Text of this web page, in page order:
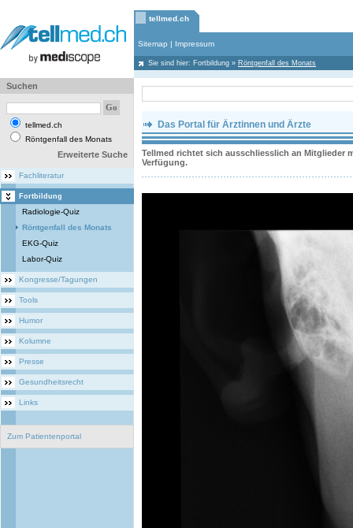
tellmed.ch
Sitemap | Impressum
Sie sind hier: Fortbildung » Röntgenfall des Monats
Suchen
tellmed.ch
Röntgenfall des Monats
Erweiterte Suche
Fachliteratur
Fortbildung
Radiologie-Quiz
Röntgenfall des Monats
EKG-Quiz
Labor-Quiz
Kongresse/Tagungen
Tools
Humor
Kolumne
Presse
Gesundheitsrecht
Links
Zum Patientenportal
Das Portal für Ärztinnen und Ärzte
Tellmed richtet sich ausschliesslich an Mitglieder
Verfügung.